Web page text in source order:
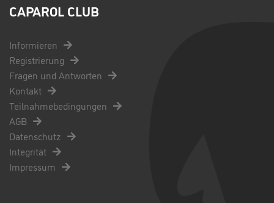
CAPAROL CLUB
Informieren
Registrierung
Fragen und Antworten
Kontakt
Teilnahmebedingungen
AGB
Datenschutz
Integrität
Impressum